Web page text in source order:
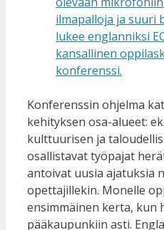
Konferenssin ohjelma
kehityksen osa-alueet:
kulttuurisen ja
osallistavat työpajat
antoivat uusia ajatuksia
opettajillekin. Monelle
ensimmäinen kerta, kun
pääkaupunkiin asti.